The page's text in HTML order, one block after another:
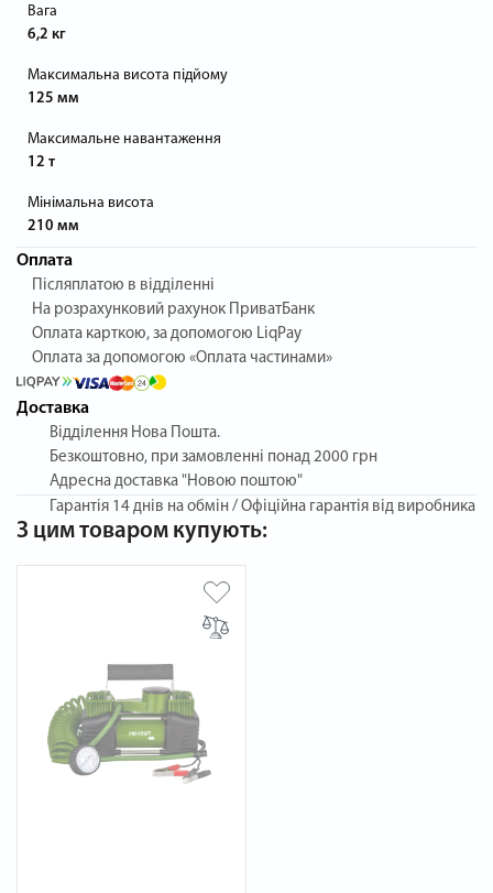
Вага
6,2 кг
Максимальна висота підйому
125 мм
Максимальне навантаження
12 т
Мінімальна висота
210 мм
Оплата
Післяплатою в відділенні
На розрахунковий рахунок ПриватБанк
Оплата карткою, за допомогою LiqPay
Оплата за допомогою «Оплата частинами»
Доставка
Відділення Нова Пошта.
Безкоштовно, при замовленні понад 2000 грн
Адресна доставка "Новою поштою"
Гарантія 14 днів на обмін / Офіційна гарантія від виробника
З цим товаром купують: